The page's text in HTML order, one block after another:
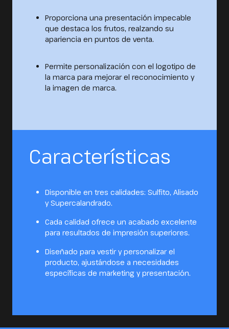
Proporciona una presentación impecable
que destaca los frutos, realzando su
apariencia en puntos de venta.
Permite personalización con el logotipo de
la marca para mejorar el reconocimiento y
la imagen de marca.
Características
Disponible en tres calidades: Sulfito, Alisado
y Supercalandrado.
Cada calidad ofrece un acabado excelente
para resultados de impresión superiores.
Diseñado para vestir y personalizar el
producto, ajustándose a necesidades
específicas de marketing y presentación.